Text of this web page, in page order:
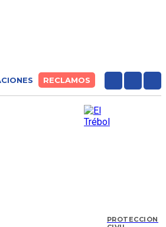
RECLAMOS
PROTECCIÓN